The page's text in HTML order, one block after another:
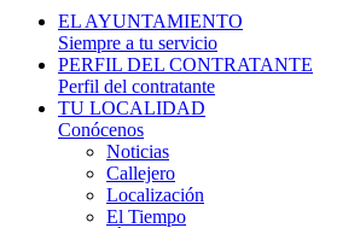
EL AYUNTAMIENTO
Siempre a tu servicio
PERFIL DEL CONTRATANTE
Perfil del contratante
TU LOCALIDAD
Conócenos
Noticias
Callejero
Localización
El Tiempo